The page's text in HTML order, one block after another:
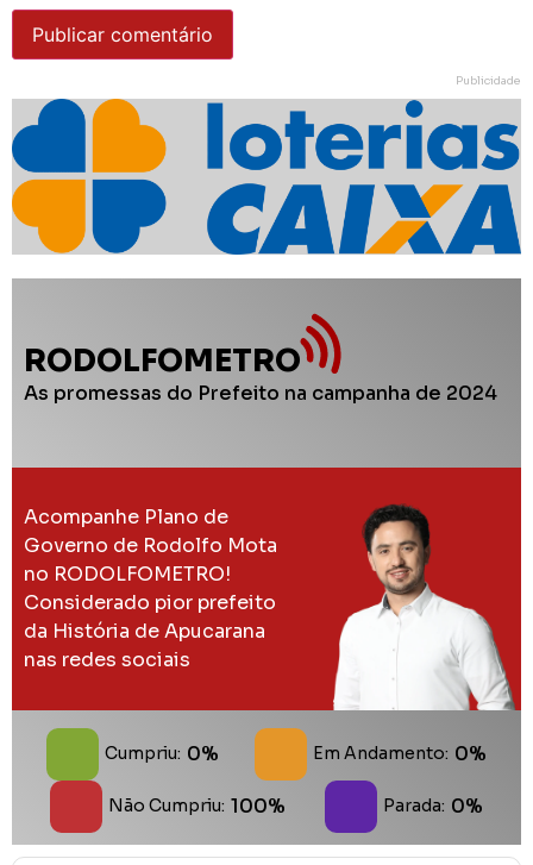
Publicidade
RODOLFOMETRO
As promessas do Prefeito na campanha de 2024
Acompanhe Plano de
Governo de Rodolfo Mota
no RODOLFOMETRO!
Considerado pior prefeito
da História de Apucarana
nas redes sociais
Cumpriu: 0% Em Andamento: 0%
Não Cumpriu: 100% Parada: 0%